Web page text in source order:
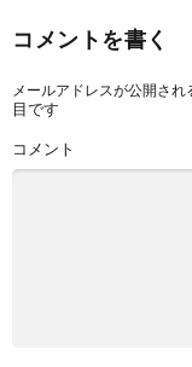
コメントを書く
メールアドレスが公開され
目です
コメント